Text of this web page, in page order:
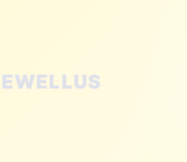
KARNAVAL